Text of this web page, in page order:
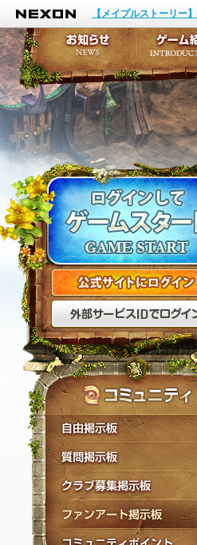
NEXON
【メイプルストーリー
お知らせ
イベ
アッ
メン